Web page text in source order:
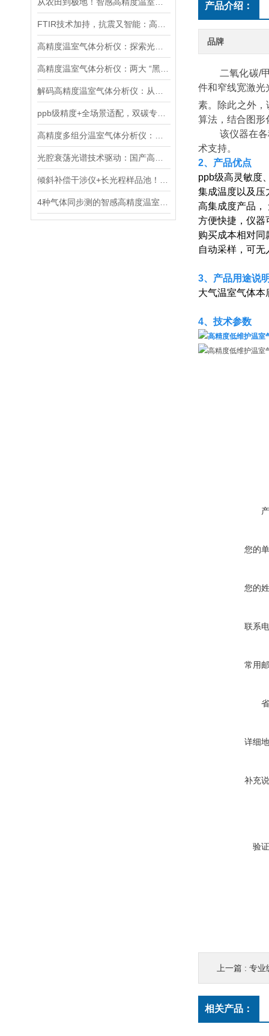
产品介绍：
品牌
二氧化碳/
件和窄线宽激光
素。除此之外
算法，结合图形
该仪器在
术支持。
2、产品优点
ppb级高灵敏度
集成温度以及压
高集成度产品，
方便快捷，仪器
购买成本相对同
自动采样，可
3、产品用途说
大气温室气体本
4、 技术参数
您的
您的
联系
常用
详细
补充
验
上一篇 : 专业
相关产品：